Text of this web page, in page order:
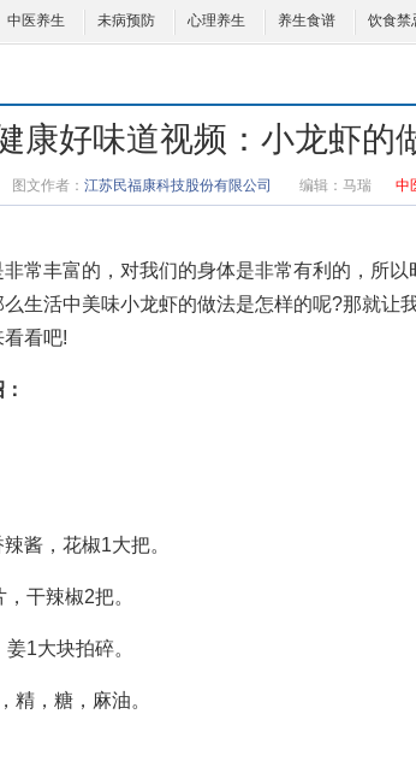
中医养生 未病预防 心理养生 养生食谱 饮食禁
康好味道视频：小龙虾的
图文作者： 江苏民福康科技股份有限公司 编辑： 马瑞 中
非常丰富的，对我们的身体是非常有利的，所以
生活中美味小龙虾的做法是怎样的呢?那就让
看吧!
，花椒1大把。
干辣椒2把。
1大块拍碎。
，糖，麻油。